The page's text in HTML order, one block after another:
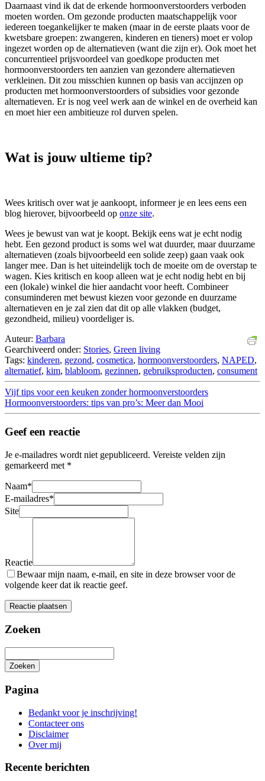
Daarnaast vind ik dat de erkende hormoonverstoorders verboden
moeten worden. Om gezonde producten maatschappelijk voor
iedereen toegankelijker te maken (maar in de eerste plaats voor de
kwetsbare groepen: zwangeren, kinderen en tieners) moet er volop
ingezet worden op de alternatieven (want die zijn er). Ook moet het
concurrentieel prijsvoordeel van goedkope producten met
hormoonverstoorders ten aanzien van gezondere alternatieven
verkleinen. Dit zou misschien kunnen op basis van accijnzen op
producten met hormoonverstoorders of subsidies voor gezonde
alternatieven. Er is nog veel werk aan de winkel en de overheid kan
en moet hier een ambitieuze rol durven spelen.
Wat is jouw ultieme tip?
Wees kritisch over wat je aankoopt, informeer je en lees eens een
blog hierover, bijvoorbeeld op onze site.
Wees je bewust van wat je koopt. Bekijk eens wat je echt nodig
hebt. Een gezond product is soms wel wat duurder, maar duurzame
alternatieven (zoals bijvoorbeeld een solide zeep) gaan vaak ook
langer mee. Dan is het uiteindelijk toch de moeite om de overstap te
wagen. Kies kritisch en koop alleen wat je echt nodig hebt en bij
een (lokale) winkel die hier aandacht voor heeft. Combineer
consuminderen met bewust kiezen voor gezonde en duurzame
alternatieven en je zal zien dat dit op alle vlakken (budget,
gezondheid, milieu) voordeliger is.
Auteur: Barbara
Gearchiveerd onder: Stories, Green living
Tags: kinderen, gezond, cosmetica, hormoonverstoorders, NAPED,
alternatief, kim, blabloom, gezinnen, gebruiksproducten, consument
Vijf tips voor een keuken zonder hormoonverstoorders
Hormoonverstoorders: tips van pro’s: Meer dan Mooi
Geef een reactie
Je e-mailadres wordt niet gepubliceerd. Vereiste velden zijn
gemarkeerd met *
Naam*
E-mailadres*
Site
Reactie
Bewaar mijn naam, e-mail, en site in deze browser voor de
volgende keer dat ik reactie geef.
Zoeken
Zoeken
zoeken
Pagina
Bedankt voor je inschrijving!
Contacteer ons
Disclaimer
Over mij
Recente berichten